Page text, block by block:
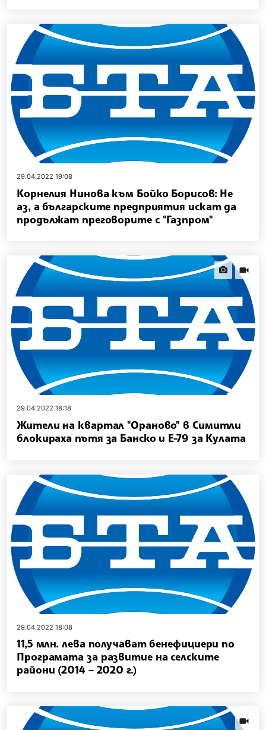
29.04.2022 19:08
Корнелия Нинова към Бойко Борисов: Не
аз, а българските предприятия искат да
продължат преговорите с "Газпром"
news.images
29.04.2022 18:18
Жители на квартал "Ораново" в Симитли
блокираха пътя за Банско и Е-79 за Кулата
29.04.2022 18:08
11,5 млн. лева получават бенефициери по
Програмата за развитие на селските
райони (2014 – 2020 г.)